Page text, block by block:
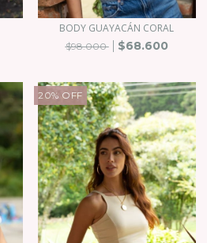
BODY GUAYACÁN CORAL
$98.000 $68.600
20% OFF